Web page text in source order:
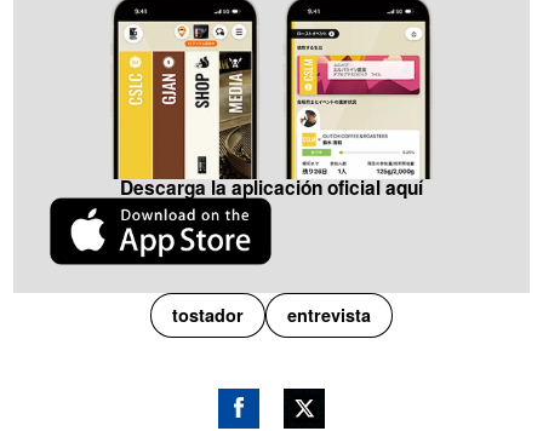
Descarga la aplicación oficial aquí
tostador entrevista